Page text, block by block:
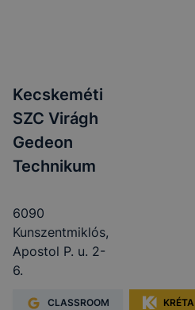
Kecskeméti
SZC Virágh
Gedeon
Technikum
6090
Kunszentmiklós,
Apostol P. u. 2-
6.
CLASSROOM KRÉTA